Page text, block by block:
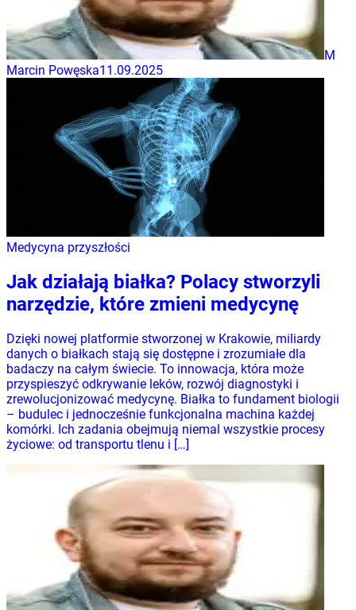
M
Marcin Powęska11.09.2025
Medycyna przyszłości
Jak działają białka? Polacy stworzyli
narzędzie, które zmieni medycynę
Dzięki nowej platformie stworzonej w Krakowie, miliardy
danych o białkach stają się dostępne i zrozumiałe dla
badaczy na całym świecie. To innowacja, która może
przyspieszyć odkrywanie leków, rozwój diagnostyki i
zrewolucjonizować medycynę. Białka to fundament biologii
– budulec i jednocześnie funkcjonalna machina każdej
komórki. Ich zadania obejmują niemal wszystkie procesy
życiowe: od transportu tlenu i […]